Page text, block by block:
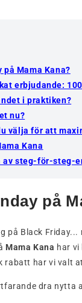
på Mama Kana?
erbjudande:
i praktiken?
nu?
välja för att
Kana
av steg-för-steg-
på
på Black Friday...
Mama Kana har
rabatt har vi valt
dra nytta